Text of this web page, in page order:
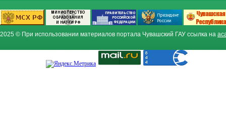
2025 © При использовании материалов портала Чувашский ГАУ ссылка на